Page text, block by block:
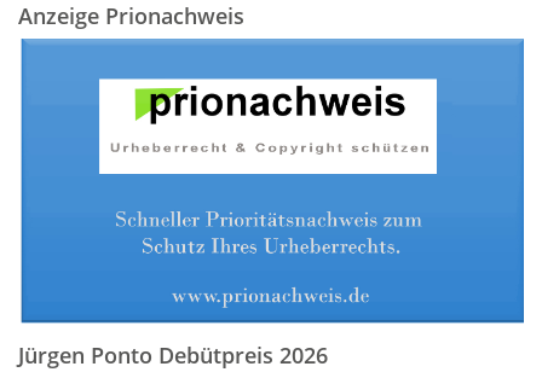
Anzeige Prionachweis
Jürgen Ponto Debütpreis 2026